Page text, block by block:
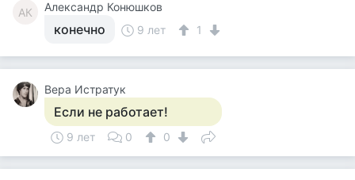
АК Александр Конюшков
конечно 9 лет 1
Вера Истратук
Если не работает!
9 лет 0 0